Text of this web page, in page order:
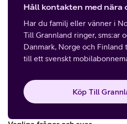
Håll kontakten med nära
Har du familj eller vänner i
Till Grannland ringer, sms:ar
Danmark, Norge och Finland
till ett svenskt
Köp Till